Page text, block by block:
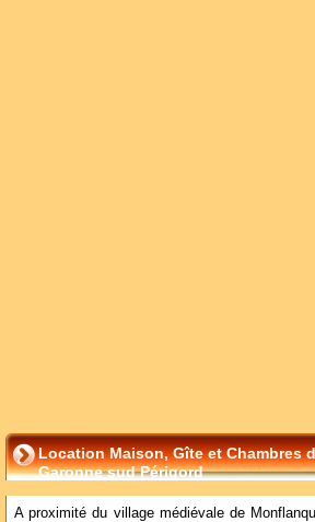
Location Maison, Gîte et Chambres
Garonne sud Périgord
A proximité du village médiévale de